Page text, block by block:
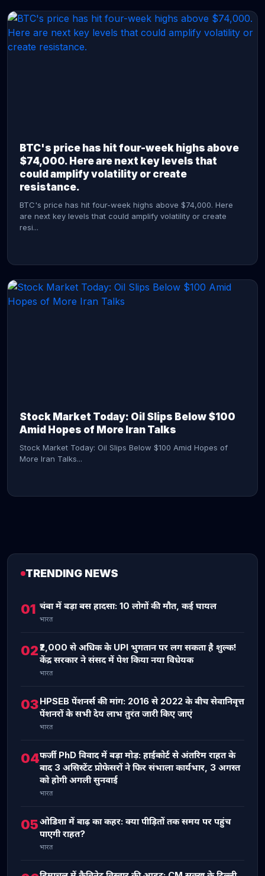
BTC's price has hit four-week highs above
$74,000. Here are next key levels that
could amplify volatility or create
resistance.
BTC's price has hit four-week highs above $74,000. Here
are next key levels that could amplify volatility or create
resi...
Stock Market Today: Oil Slips Below $100
Amid Hopes of More Iran Talks
Stock Market Today: Oil Slips Below $100 Amid Hopes of
More Iran Talks...
TRENDING NEWS
01 चंबा में बड़ा बस हादसा: 10 लोगों की मौत, कई घायल
भारत
02₹2,000 से अधिक के UPI भुगतान पर लग सकता है शुल्क!
केंद्र सरकार ने संसद में पेश किया नया विधेयक
भारत
03HPSEB पेंशनर्स की मांग: 2016 से 2022 के बीच सेवानिवृत्त
पेंशनरों के सभी देय लाभ तुरंत जारी किए जाएं
भारत
04फर्जी PhD विवाद में बड़ा मोड़: हाईकोर्ट से अंतरिम राहत के
बाद 3 असिस्टेंट प्रोफेसरों ने फिर संभाला कार्यभार, 3 अगस्त
को होगी अगली सुनवाई
भारत
05ओडिशा में बाढ़ का कहर: क्या पीड़ितों तक समय पर पहुंच
पाएगी राहत?
भारत